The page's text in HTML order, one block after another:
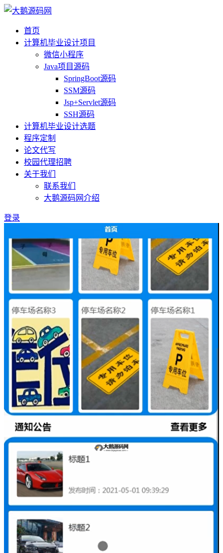
首页
计算机毕业设计项目
微信小程序
Java项目源码
SpringBoot源码
SSM源码
Jsp+Servlet源码
SSH源码
计算机毕业设计选题
程序定制
论文代写
校园代理招聘
关于我们
联系我们
大鹅源码网介绍
登录